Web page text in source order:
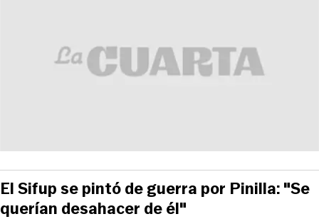
El Sifup se pintó de guerra por Pinilla: "Se
querían desahacer de él"